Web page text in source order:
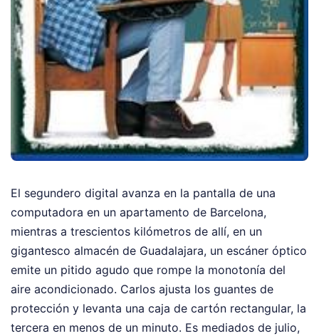
El segundero digital avanza en la pantalla de una
computadora en un apartamento de Barcelona,
mientras a trescientos kilómetros de allí, en un
gigantesco almacén de Guadalajara, un escáner óptico
emite un pitido agudo que rompe la monotonía del
aire acondicionado. Carlos ajusta los guantes de
protección y levanta una caja de cartón rectangular, la
tercera en menos de un minuto. Es mediados de julio,